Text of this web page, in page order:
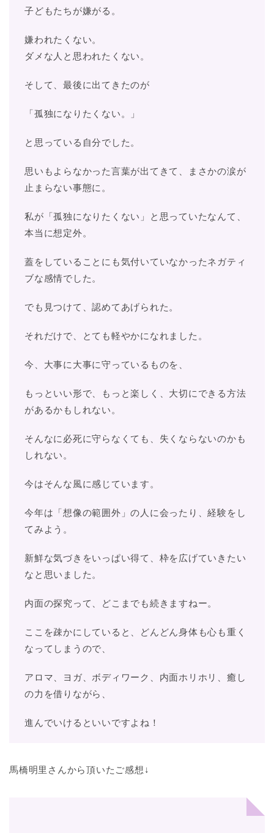
子どもたちが嫌がる。
嫌われたくない。
ダメな人と思われたくない。
そして、最後に出てきたのが
「孤独になりたくない。」
と思っている自分でした。
思いもよらなかった言葉が出てきて、まさかの涙が
止まらない事態に。
私が「孤独になりたくない」と思っていたなんて、
本当に想定外。
蓋をしていることにも気付いていなかったネガティ
ブな感情でした。
でも見つけて、認めてあげられた。
それだけで、とても軽やかになれました。
今、大事に大事に守っているものを、
もっといい形で、もっと楽しく、大切にできる方法
があるかもしれない。
そんなに必死に守らなくても、失くならないのかも
しれない。
今はそんな風に感じています。
今年は「想像の範囲外」の人に会ったり、経験をし
てみよう。
新鮮な気づきをいっぱい得て、枠を広げていきたい
なと思いました。
内面の探究って、どこまでも続きますねー。
ここを疎かにしていると、どんどん身体も心も重く
なってしまうので、
アロマ、ヨガ、ボディワーク、内面ホリホリ、癒し
の力を借りながら、
進んでいけるといいですよね！
馬橋明里さんから頂いたご感想↓